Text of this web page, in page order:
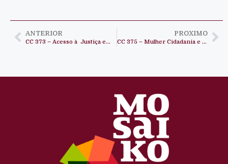
ANTERIOR
CC 373 – Acesso à Justiça em Angola
PROXIMO
CC 375 – Mulher Cidadania e Eleições